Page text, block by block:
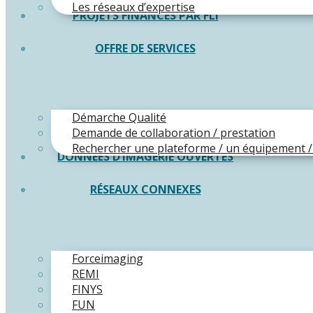
Les réseaux d’expertise
PROJETS FINANCÉS PAR FLI
OFFRE DE SERVICES
Démarche Qualité
Demande de collaboration / prestation
Rechercher une plateforme / un équipement
DONNÉES D’IMAGERIE OUVERTES
RÉSEAUX CONNEXES
Forceimaging
REMI
FINYS
FUN